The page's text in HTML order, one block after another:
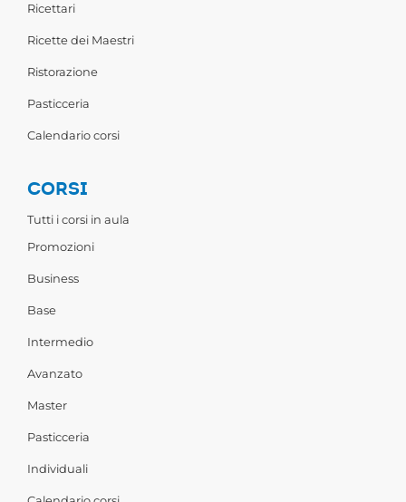
Ricettari
Ricette dei Maestri
Ristorazione
Pasticceria
Calendario corsi
CORSI
Tutti i corsi in aula
Promozioni
Business
Base
Intermedio
Avanzato
Master
Pasticceria
Individuali